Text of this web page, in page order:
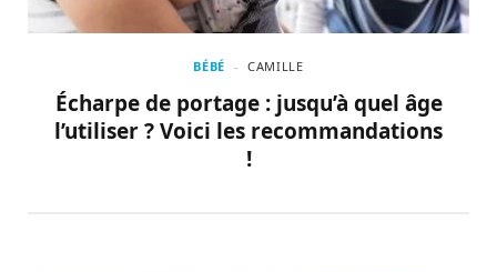
BÉBÉ CAMILLE
Écharpe de portage : jusqu’à quel âge
l’utiliser ? Voici les recommandations
!